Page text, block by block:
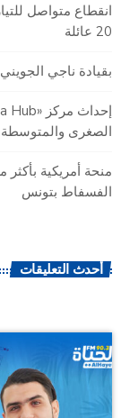
انقطاع متواصل
20 عائلة
بقيادة ناجي
الصغرى والمتوسطة
الفسفاط بتونس
أحدث التعليقات